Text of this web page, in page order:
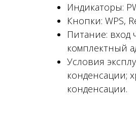
Индикаторы:
Кнопки: WPS,
Питание: вход
комплектный
Условия
конденсации;
конденсации.